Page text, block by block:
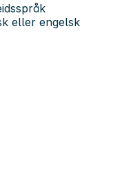
eller engelsk